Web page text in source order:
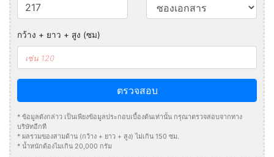
กว้าง + ยาว + สูง (ซม)
ตรวจสอบ
* ข้อมูลดังกล่าว เป็นเพียงข้อมูลประกอบเบื้องต้นเท่านั้น กรุณาตรวจสอบจากทาง
บริษัทอีกที
* ผลรวมของสามด้าน (กว้าง + ยาว + สูง) ไม่เกิน 150 ซม.
* น้ำหนักต้องไมเกิน 20,000 กรัม